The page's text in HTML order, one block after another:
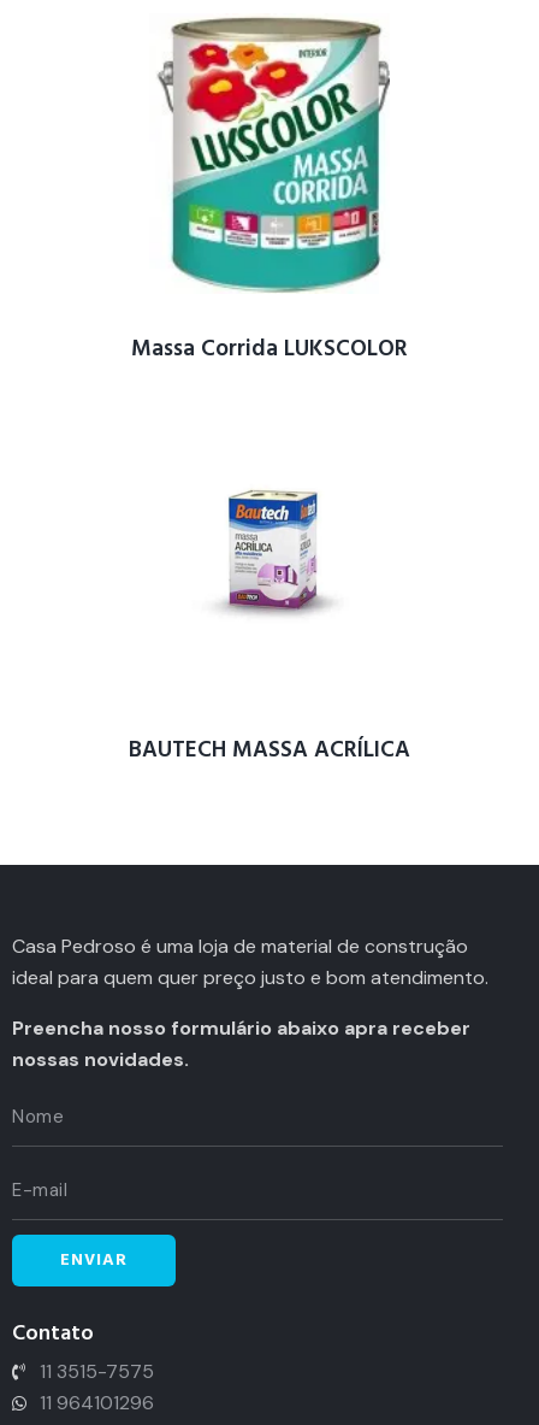
Massa Corrida LUKSCOLOR
BAUTECH MASSA ACRÍLICA
Casa Pedroso é uma loja de material de construção
ideal para quem quer preço justo e bom atendimento.
Preencha nosso formulário abaixo apra receber
nossas novidades.
Contato
11 3515-7575
11 964101296